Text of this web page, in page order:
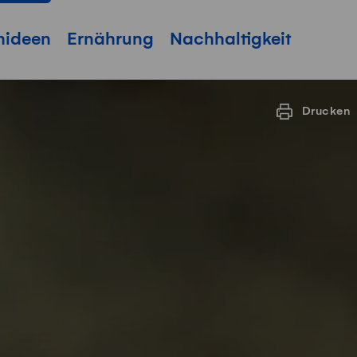
Ernährung Nachhaltigkeit
Drucken